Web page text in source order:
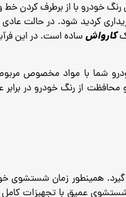
رنگ خودرو با از برطرف کردن
کردید شود. در حالت
کارواشساده است. در این
شما با مواد مخصوص
از رنگ خودرو در
همینطور زمان شستشوی
عمیق با تجهیزات